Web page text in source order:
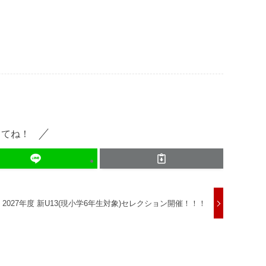
ね！
2027年度 新U13(現小学6年生対象)セレクション開催！！！